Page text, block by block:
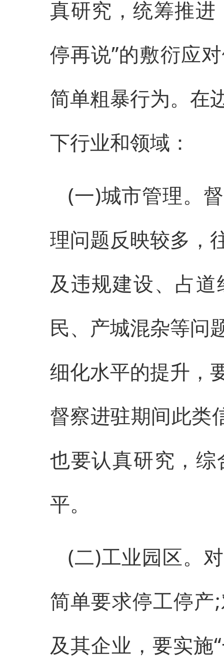
真研究，统筹推进
停再说”的敷衍应
简单粗暴行为。在
下行业和领域：
(一)城市管理。
理问题反映较多，
及违规建设、占
民、产城混杂等问
细化水平的提升，
督察进驻期间此类
也要认真研究，
平。
(二)工业园区。
简单要求停工停
及其企业，要实施